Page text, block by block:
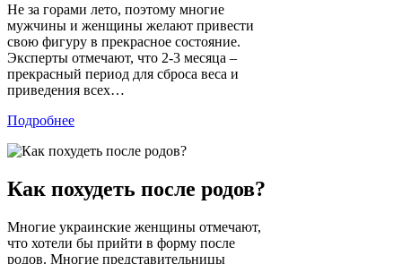
Не за горами лето, поэтому многие
мужчины и женщины желают привести
свою фигуру в прекрасное состояние.
Эксперты отмечают, что 2-3 месяца –
прекрасный период для сброса веса и
приведения всех…
Подробнее
Как похудеть после родов?
Многие украинские женщины отмечают,
что хотели бы прийти в форму после
родов. Многие представительницы